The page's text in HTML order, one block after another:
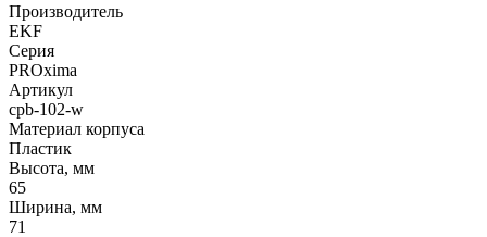
Производитель
EKF
Серия
PROxima
Артикул
cpb-102-w
Материал корпуса
Пластик
Высота, мм
65
Ширина, мм
71